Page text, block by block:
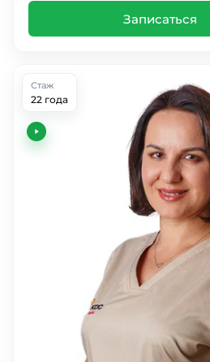
Записаться
Стаж
22 года